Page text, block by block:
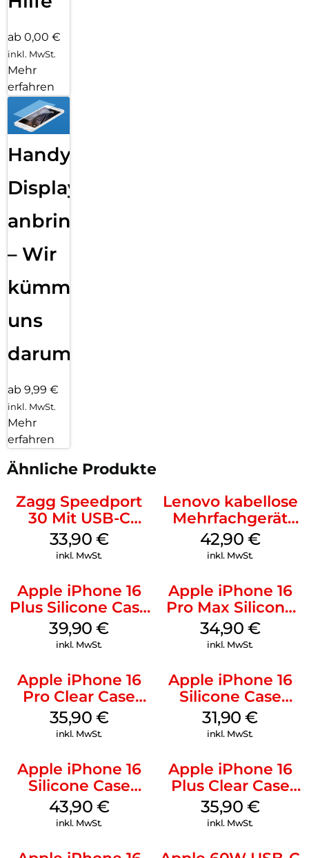
ab 0,00 €
inkl. MwSt.
Mehr
erfahren
Handy
Displayfolie
anbringen
– Wir
kümmern
uns
darum!
ab 9,99 €
inkl. MwSt.
Mehr
erfahren
Ähnliche Produkte
Zagg Speedport
30 Mit USB-C
Kabel Weiß
33,90 €
inkl. MwSt.
Lenovo kabellose
Mehrfachgerät
Luna Grey
42,90 €
inkl. MwSt.
Apple iPhone 16
Plus Silicone Case
MagSafe Plum
39,90€
inkl. MwSt.
Apple iPhone 16
Pro Max Silicone
Case MagSafe
Denim
34,90 €
inkl. MwSt.
Apple iPhone 16
Pro Clear Case
MagSafe
Transparent
35,90 €
inkl. MwSt.
Apple iPhone 16
Silicone Case
MagSafe Fuchsia
31,90€
inkl. MwSt.
Apple iPhone 16
Silicone Case
MagSafe Plum
43,90 €
inkl. MwSt.
Apple iPhone 16
Plus Clear Case
MagSafe
Transparent
35,90 €
inkl. MwSt.